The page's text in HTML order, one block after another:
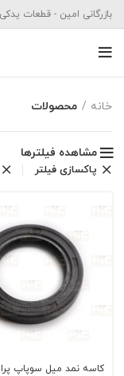
بازرگانی امین - قطعات
خانه محصولات
مشاهده فیلترها
پاکسازی فیلتر
کاسه نمد میل سوپاپ